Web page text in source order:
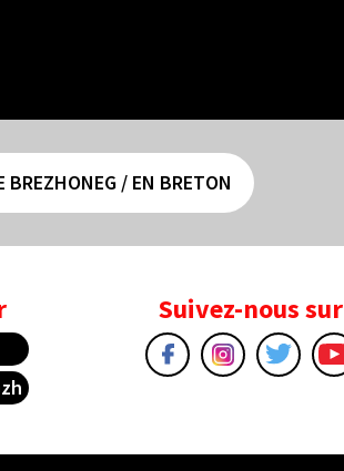
BREZHONEG / EN BRETON
Suivez-nous sur